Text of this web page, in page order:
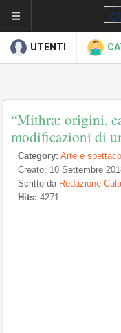
UTENTI
“Mithra: origini,
modificazioni di
Category: Arte e
Creato: 10 Settembre
Scritto da Redazione
Hits: 4271